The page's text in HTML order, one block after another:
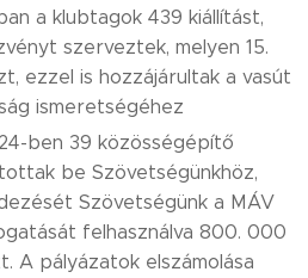
a klubtagok 439 kiállítást,
szerveztek, melyen 15.
ezzel is hozzájárultak a vasút
ismeretségéhez
ben 39 közösségépítő
be Szövetségünkhöz,
Szövetségünk a MÁV
felhasználva 800. 000
A pályázatok elszámolása